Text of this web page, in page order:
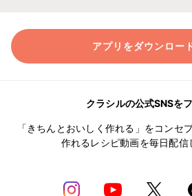
アプリをダウンロー
クラシルの公式SNSを
「きちんとおいしく作れる」をコンセ
作れるレシピ動画を毎日配信